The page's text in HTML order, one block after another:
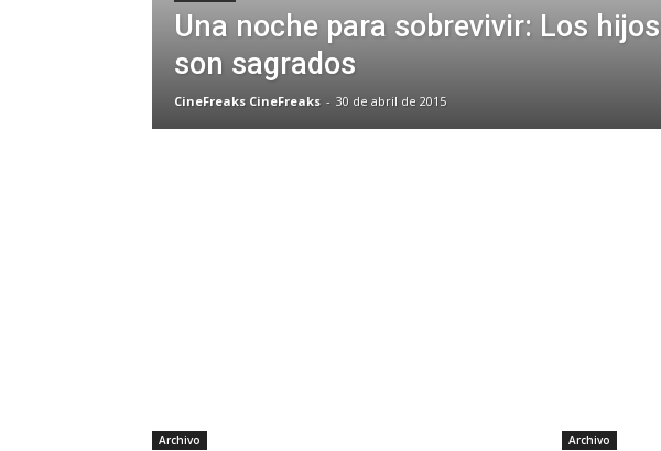
Una noche para sobrevivir: Los hijos
son sagrados
CineFreaks CineFreaks - 30 de abril de 2015
Archivo Archivo